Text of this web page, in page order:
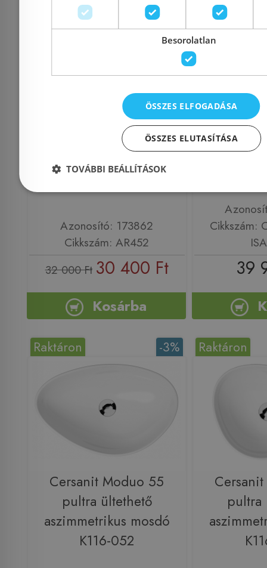
Sapho GARDA pultra
szerelhető mosdó,
50x13,5x40cm AR452
Azonosító: 173862
Cikkszám: AR452
32 000 Ft 30 400 Ft
Kosárba
Niwell
cm
szerelhető
Cikkszám:
39
-3%
Raktáron
Cersanit Moduo 55
pultra ültethető
aszimmetrikus mosdó
K116-052
Raktáron
pultra
Besorolatlan
ÖSSZES ELFOGADÁSA
ÖSSZES ELUTASÍTÁSA
TOVÁBBI BEÁLLÍTÁSOK